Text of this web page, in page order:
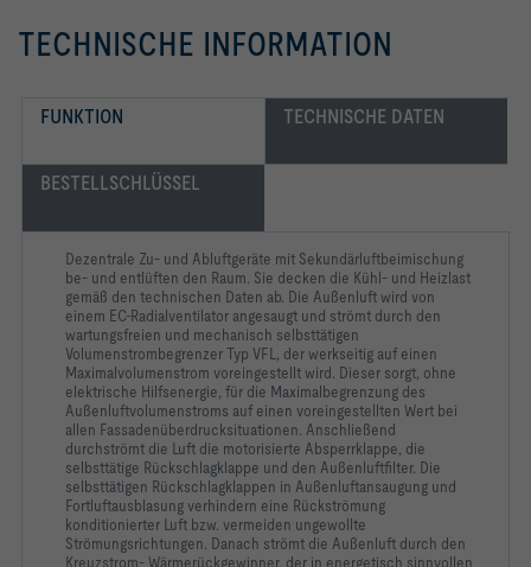
TECHNISCHE INFORMATION
FUNKTION TECHNISCHE DATEN
BESTELLSCHLÜSSEL
Dezentrale Zu- und Abluftgeräte mit Sekundärluftbeimischung
be- und entlüften den Raum. Sie decken die Kühl- und Heizlast
gemäß den technischen Daten ab. Die Außenluft wird von
einem EC-Radialventilator angesaugt und strömt durch den
wartungsfreien und mechanisch selbsttätigen
Volumenstrombegrenzer Typ VFL, der werkseitig auf einen
Maximalvolumenstrom voreingestellt wird. Dieser sorgt, ohne
elektrische Hilfsenergie, für die Maximalbegrenzung des
Außenluftvolumenstroms auf einen voreingestellten Wert bei
allen Fassadenüberdrucksituationen. Anschließend
durchströmt die Luft die motorisierte Absperrklappe, die
selbsttätige Rückschlagklappe und den Außenluftfilter. Die
selbsttätigen Rückschlagklappen in Außenluftansaugung und
Fortluftausblasung verhindern eine Rückströmung
konditionierter Luft bzw. vermeiden ungewollte
Strömungsrichtungen. Danach strömt die Außenluft durch den
Kreuzstrom- Wärmerückgewinner, der in energetisch sinnvollen